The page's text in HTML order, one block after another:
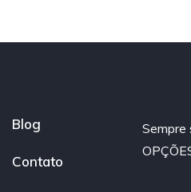
Blog
Contato
Sempre